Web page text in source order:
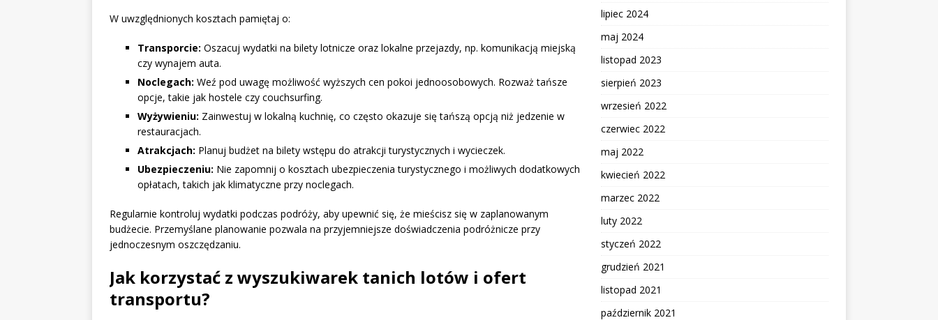
W uwzględnionych kosztach pamiętaj o:
Transporcie: Oszacuj wydatki na bilety lotnicze oraz lokalne przejazdy, np. komunikacją miejską
czy wynajem auta.
Noclegach: Weź pod uwagę możliwość wyższych cen pokoi jednoosobowych. Rozważ tańsze
opcje, takie jak hostele czy couchsurfing.
Wyżywieniu: Zainwestuj w lokalną kuchnię, co często okazuje się tańszą opcją niż jedzenie w
restauracjach.
Atrakcjach: Planuj budżet na bilety wstępu do atrakcji turystycznych i wycieczek.
Ubezpieczeniu: Nie zapomnij o kosztach ubezpieczenia turystycznego i możliwych dodatkowych
opłatach, takich jak klimatyczne przy noclegach.
Regularnie kontroluj wydatki podczas podróży, aby upewnić się, że mieścisz się w zaplanowanym
budżecie. Przemyślane planowanie pozwala na przyjemniejsze doświadczenia podróżnicze przy
jednoczesnym oszczędzaniu.
Jak korzystać z wyszukiwarek tanich lotów i ofert
transportu?
lipiec 2024
maj 2024
listopad 2023
sierpień 2023
wrzesień 2022
czerwiec 2022
maj 2022
kwiecień 2022
marzec 2022
luty 2022
styczeń 2022
grudzień 2021
listopad 2021
październik 2021